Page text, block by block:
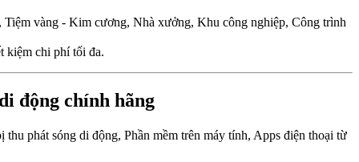
vàng - Kim cương, Nhà xưởng, Khu công nghiệp, Công trình
kiệm chi phí tối đa.
động chính hãng
phát sóng di động, Phần mềm trên máy tính, Apps điện thoại từ